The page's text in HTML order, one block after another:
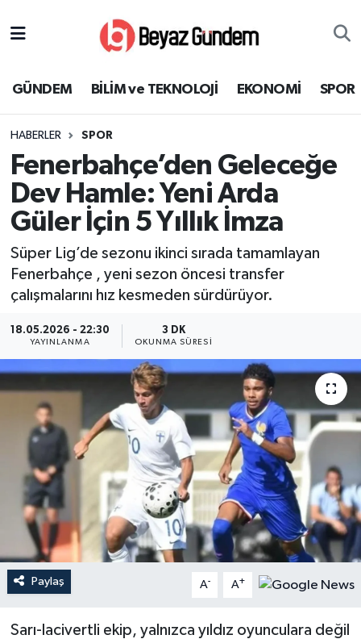
GÜNDEM BİLİM ve TEKNOLOJİ EKONOMİ SPOR
HABERLER SPOR
Fenerbahçe’den Geleceğe
Dev Hamle: Yeni Arda
Güler İçin 5 Yıllık İmza
Süper Lig’de sezonu ikinci sırada tamamlayan
Fenerbahçe , yeni sezon öncesi transfer
çalışmalarını hız kesmeden sürdürüyor.
18.05.2026 - 22:30
YAYINLANMA
3 DK
OKUNMA SÜRESI
Paylaş A- A+
Sarı-lacivertli ekip, yalnızca yıldız oyunculara değil
EKONOMİ
SPOR
SAĞLIK
EĞİTİM
MAGAZİN
YEREL
Süper Lig Puan Durumu ve Fikstür
Tüm Manşetler
Son Dakika Haberleri
Haber Arşivi